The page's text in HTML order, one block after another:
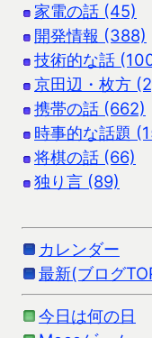
家電の話 (45)
開発情報 (388)
技術的な話
京田辺・枚方
携帯の話 (662)
時事的な話題
将棋の話 (66)
独り言 (89)
カレンダー
最新(ブログ
今日は何の日